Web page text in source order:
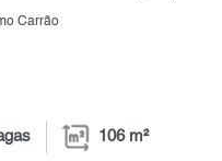
Carrão
106 m²